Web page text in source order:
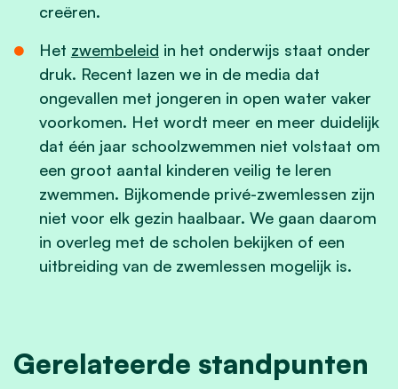
creëren.
Het zwembeleid in het onderwijs staat onder
druk. Recent lazen we in de media dat
ongevallen met jongeren in open water vaker
voorkomen. Het wordt meer en meer duidelijk
dat één jaar schoolzwemmen niet volstaat om
een groot aantal kinderen veilig te leren
zwemmen. Bijkomende privé-zwemlessen zijn
niet voor elk gezin haalbaar. We gaan daarom
in overleg met de scholen bekijken of een
uitbreiding van de zwemlessen mogelijk is.
Gerelateerde standpunten